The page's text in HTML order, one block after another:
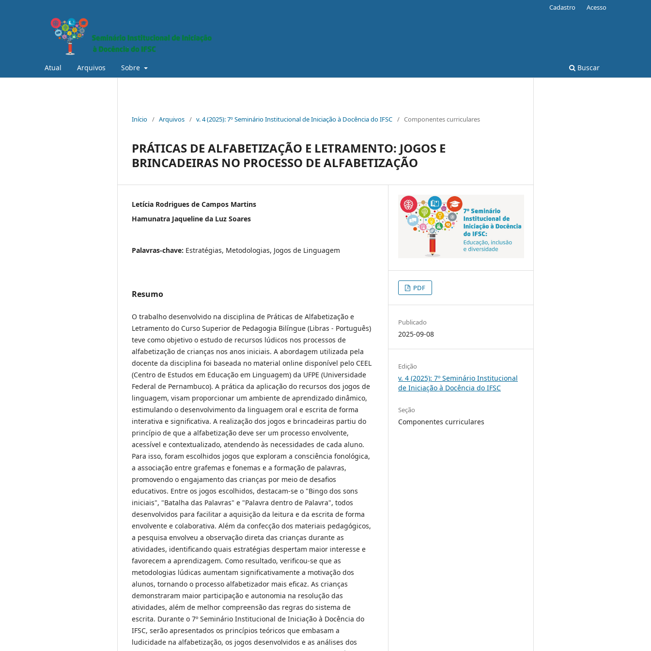
Atual Arquivos Sobre Buscar
Cadastro Acesso
Início / Arquivos / v. 4 (2025): 7º Seminário Institucional de Iniciação à Docência do IFSC / Componentes curriculares
PRÁTICAS DE ALFABETIZAÇÃO E LETRAMENTO: JOGOS E
BRINCADEIRAS NO PROCESSO DE ALFABETIZAÇÃO
Letícia Rodrigues de Campos Martins
Hamunatra Jaqueline da Luz Soares
Palavras-chave: Estratégias, Metodologias, Jogos de Linguagem
Resumo
O trabalho desenvolvido na disciplina de Práticas de Alfabetização e
Letramento do Curso Superior de Pedagogia Bilíngue (Libras - Português)
teve como objetivo o estudo de recursos lúdicos nos processos de
alfabetização de crianças nos anos iniciais. A abordagem utilizada pela
docente da disciplina foi baseada no material online disponível pelo CEEL
(Centro de Estudos em Educação em Linguagem) da UFPE (Universidade
Federal de Pernambuco). A prática da aplicação do recursos dos jogos de
linguagem, visam proporcionar um ambiente de aprendizado dinâmico,
estimulando o desenvolvimento da linguagem oral e escrita de forma
interativa e significativa. A realização dos jogos e brincadeiras partiu do
princípio de que a alfabetização deve ser um processo envolvente,
acessível e contextualizado, atendendo às necessidades de cada aluno.
Para isso, foram escolhidos jogos que exploram a consciência fonológica,
a associação entre grafemas e fonemas e a formação de palavras,
promovendo o engajamento das crianças por meio de desafios
educativos. Entre os jogos escolhidos, destacam-se o "Bingo dos sons
iniciais", "Batalha das Palavras" e "Palavra dentro de Palavra", todos
desenvolvidos para facilitar a aquisição da leitura e da escrita de forma
envolvente e colaborativa. Além da confecção dos materiais pedagógicos,
a pesquisa envolveu a observação direta das crianças durante as
atividades, identificando quais estratégias despertam maior interesse e
favorecem a aprendizagem. Como resultado, verificou-se que as
metodologias lúdicas aumentam significativamente a motivação dos
alunos, tornando o processo alfabetizador mais eficaz. As crianças
demonstraram maior participação e autonomia na resolução das
atividades, além de melhor compreensão das regras do sistema de
escrita. Durante o 7º Seminário Institucional de Iniciação à Docência do
IFSC, serão apresentados os princípios teóricos que embasam a
ludicidade na alfabetização, os jogos desenvolvidos e as análises dos
PDF
Publicado
2025-09-08
Edição
v. 4 (2025): 7º Seminário Institucional
de Iniciação à Docência do IFSC
Seção
Componentes curriculares